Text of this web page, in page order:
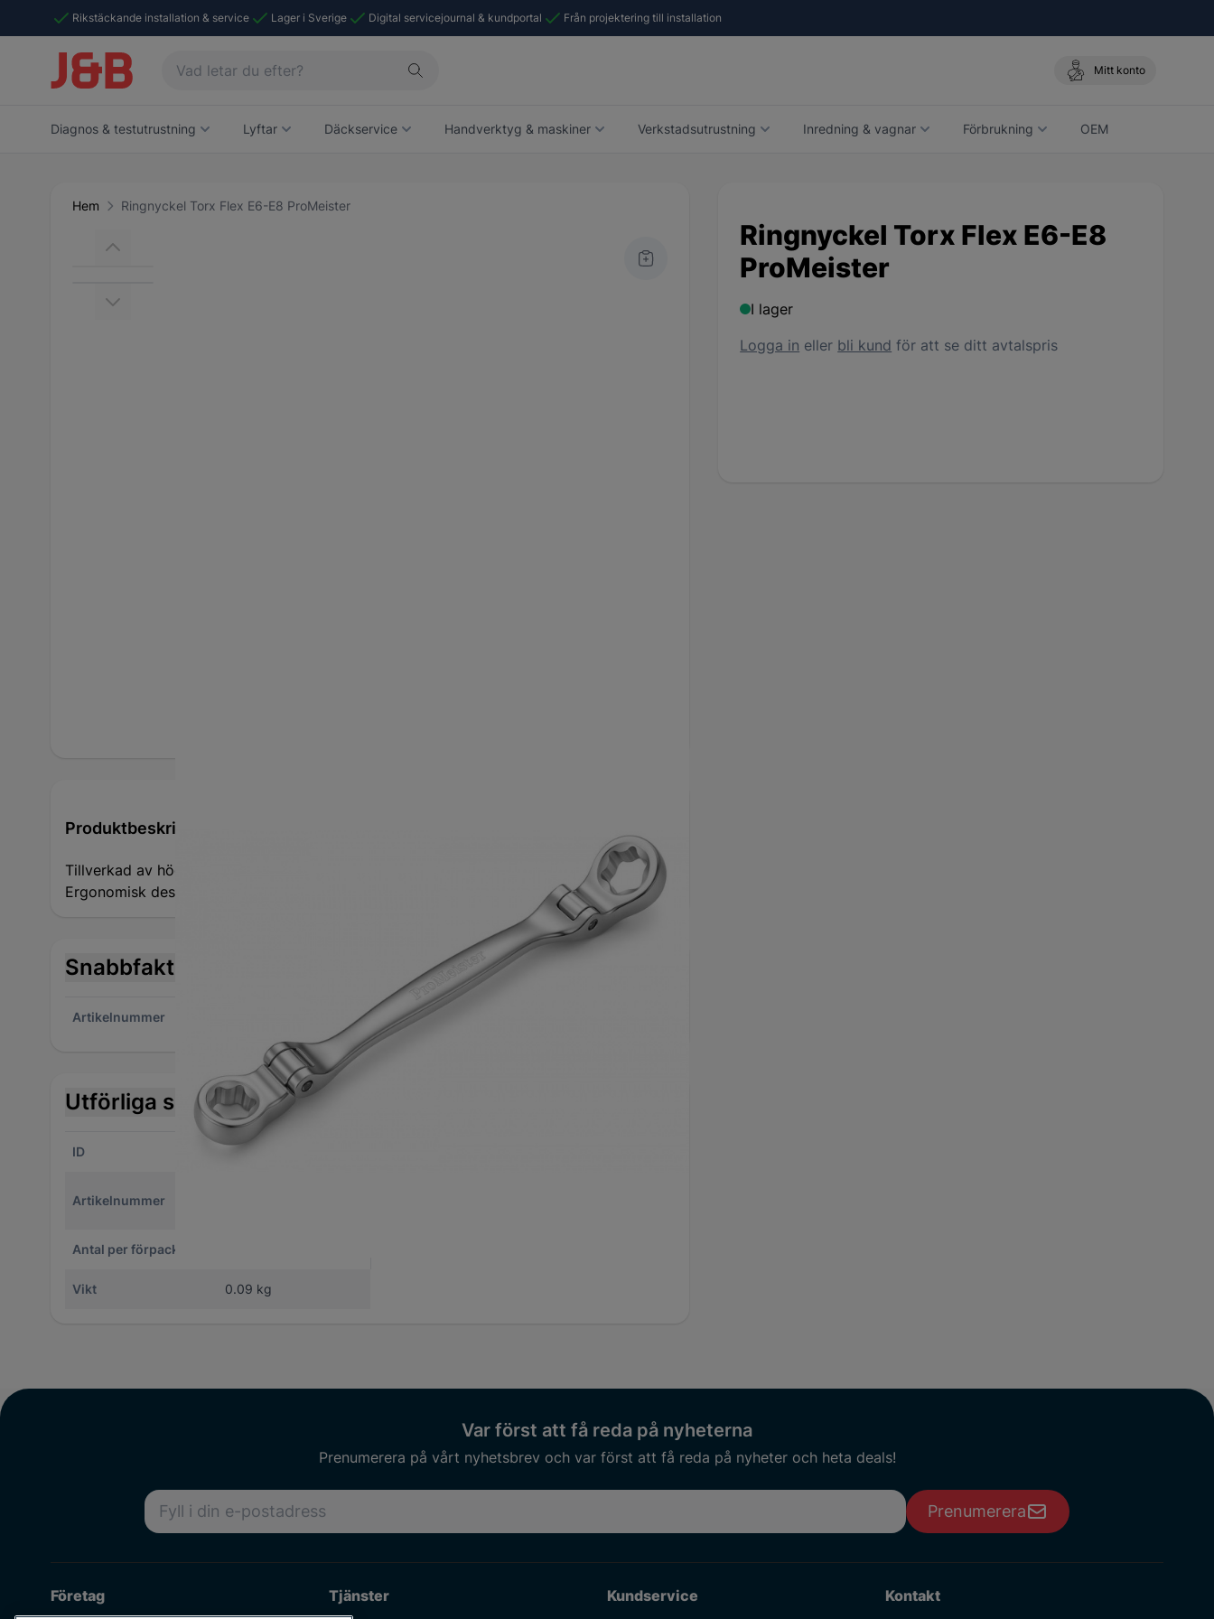
Rikstäckande installation & service Lager i Sverige Digital servicejournal & kundportal Från projektering till installation
Mitt konto
Diagnos & testutrustning Lyftar Däckservice Handverktyg & maskiner Verkstadsutrustning Inredning & vagnar Förbrukning OEM
Hem Ringnyckel Torx Flex E6-E8 ProMeister
Ringnyckel Torx Flex E6-E8
ProMeister
I lager
Logga in eller bli kund för att se ditt avtalspris
Produktbeskrivning
Tillverkad av högkvalitativt Chrome Vanadiumstål. Mattchromaterad ytfinish.
Ergonomisk design, inga skarpa kanter.
Snabbfakta
Artikelnummer 14243083
Utförliga specifikationer
ID 14243083
Artikelnummer
Antal per förpackning
Vikt 0.09 kg
Var först att få reda på nyheterna
Prenumerera på vårt nyhetsbrev och var först att få reda på nyheter och heta deals!
E-postadress
Prenumerera
Företag Tjänster Kundservice Kontakt